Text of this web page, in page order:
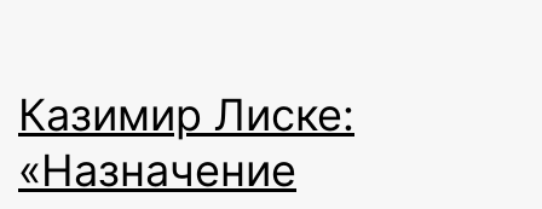
Казимир Лиске:
«Назначение